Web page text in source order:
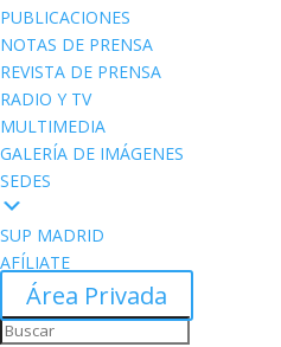
PUBLICACIONES
NOTAS DE PRENSA
REVISTA DE PRENSA
RADIO Y TV
MULTIMEDIA
GALERÍA DE IMÁGENES
SEDES
SUP MADRID
AFÍLIATE
Área Privada